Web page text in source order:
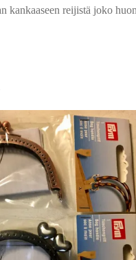
kankaaseen reijistä joko